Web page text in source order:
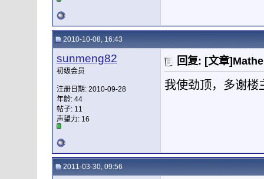
2010-10-08, 16:43
sunmeng82
初级会员
注册日期: 2010-09-28
年龄: 44
帖子: 11
声望力: 16
回复: [文章
我使劲顶，多谢楼
2011-03-30, 09:56